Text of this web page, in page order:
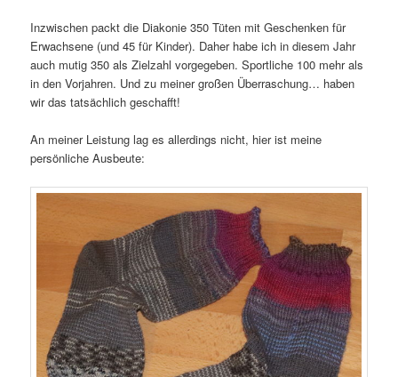
Inzwischen packt die Diakonie 350 Tüten mit Geschenken für
Erwachsene (und 45 für Kinder). Daher habe ich in diesem Jahr
auch mutig 350 als Zielzahl vorgegeben. Sportliche 100 mehr als
in den Vorjahren. Und zu meiner großen Überraschung… haben
wir das tatsächlich geschafft!
An meiner Leistung lag es allerdings nicht, hier ist meine
persönliche Ausbeute: